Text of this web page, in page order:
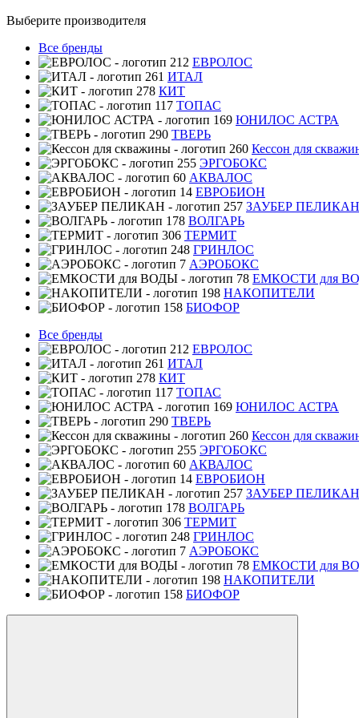
Выберите производителя
Все бренды
ЕВРОЛОС
ИТАЛ
КИТ
ТОПАС
ЮНИЛОС АСТРА
ТВЕРЬ
Кессон для
ЭРГОБОКС
АКВАЛОС
ЕВРОБИОН
ЗАУБЕР ПЕЛИКАН
ВОЛГАРЬ
ТЕРМИТ
ГРИНЛОС
АЭРОБОКС
ЕМКОСТИ для
НАКОПИТЕЛИ
БИОФОР
Все бренды
ЕВРОЛОС
ИТАЛ
КИТ
ТОПАС
ЮНИЛОС АСТРА
ТВЕРЬ
Кессон для
ЭРГОБОКС
АКВАЛОС
ЕВРОБИОН
ЗАУБЕР ПЕЛИКАН
ВОЛГАРЬ
ТЕРМИТ
ГРИНЛОС
АЭРОБОКС
ЕМКОСТИ для
НАКОПИТЕЛИ
БИОФОР